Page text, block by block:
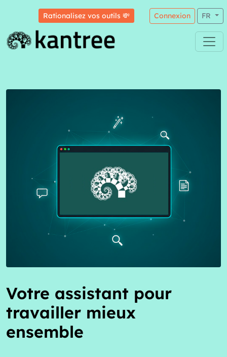
Rationalisez vos outils 💸 Connexion FR
Votre assistant pour
travailler mieux
ensemble